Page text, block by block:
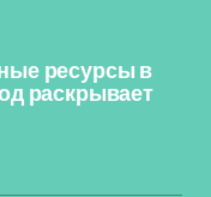
ресурсы в
раскрывает